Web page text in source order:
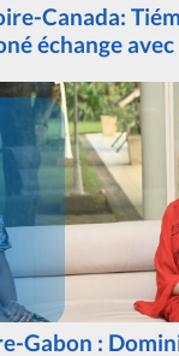
Canada:
échange avec
Gabon :